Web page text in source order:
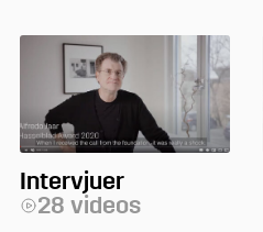
Intervjuer
28 videos